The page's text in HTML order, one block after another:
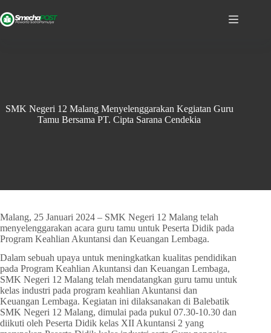
SMK Negeri 12 Malang Menyelenggarakan Kegiatan Guru
Tamu Bersama PT. Cipta Sarana Cendekia
Malang, 25 Januari 2024 – SMK Negeri 12 Malang telah
menyelenggarakan acara guru tamu untuk Peserta Didik pada
Program Keahlian Akuntansi dan Keuangan Lembaga.
Dalam sebuah upaya untuk meningkatkan kualitas pendidikan
pada Program Keahlian Akuntansi dan Keuangan Lembaga,
SMK Negeri 12 Malang telah mendatangkan guru tamu untuk
kelas industri pada program keahlian Akuntansi dan
Keuangan Lembaga. Kegiatan ini dilaksanakan di Balebatik
SMK Negeri 12 Malang, dimulai pada pukul 07.30-10.30 dan
diikuti oleh Peserta Didik kelas XII Akuntansi 2 yang